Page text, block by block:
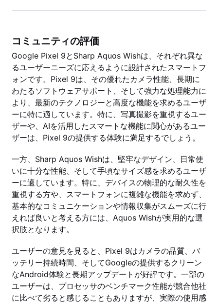
コミュニティの評価
Google Pixel 9とSharp Aquos Wishは、それぞれ異な
るユーザーニーズに応えるように設計されたスマートフ
ォンです。Pixel 9は、その優れたカメラ性能、長期に
わたるソフトウェアサポート、そして強力な処理能力に
より、最新のテクノロジーと高度な機能を求めるユーザ
ーに特に適しています。特に、写真撮影を重視するユー
ザーや、AIを活用したスマートな機能に関心があるユー
ザーは、Pixel 9の提供する体験に満足するでしょう。
一方、Sharp Aquos Wishは、堅牢なデザイン、日常使
いに十分な性能、そして手頃なサイズ感を求めるユーザ
ーに適しています。特に、デバイスの物理的な耐久性を
重視する方や、スマートフォンに複雑な機能を求めず、
基本的なコミュニケーションや情報収集がスムーズに行
えれば良いと考える方には、Aquos Wishが実用的な選
択肢となります。
ユーザーの意見を見ると、Pixel 9はカメラの品質、バ
ッテリー持続時間、そしてGoogleの提供するクリーン
なAndroid体験と長期アップデートが好評です。一部の
ユーザーは、プロセッサのベンチマーク性能が競合他社
に比べて劣ると感じることもありますが、実際の使用感